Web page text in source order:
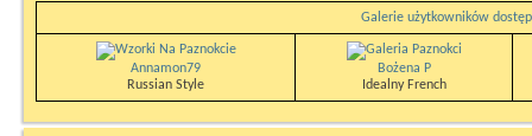
Galerie użytkowników
Annamon79
Russian Style
Bożena P
Idealny French